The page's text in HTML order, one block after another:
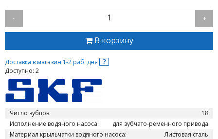
- 1 +
В корзину
Доставка в магазин 1-2 раб. дня ?
Доступно: 2
Число зубцов:
18
Исполнение водяного насоса:
для зубчато-ременного привода
Материал крыльчатки водяного насоса:
Листовая сталь